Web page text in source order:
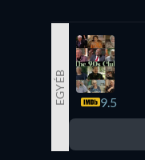
EGYÉB 9.5